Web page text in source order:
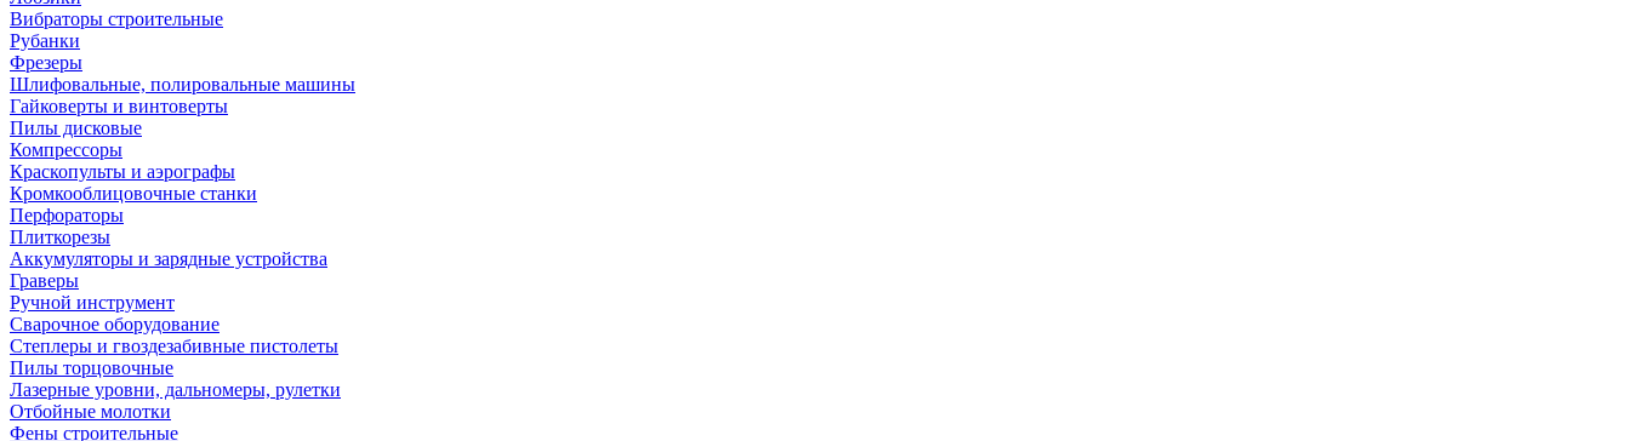
Вибраторы строительные
Рубанки
Фрезеры
Шлифовальные, полировальные машины
Гайковерты и винтоверты
Пилы дисковые
Компрессоры
Краскопульты и аэрографы
Кромкооблицовочные станки
Перфораторы
Плиткорезы
Аккумуляторы и зарядные устройства
Граверы
Ручной инструмент
Сварочное оборудование
Степлеры и гвоздезабивные пистолеты
Пилы торцовочные
Лазерные уровни, дальномеры, рулетки
Отбойные молотки
Фены строительные